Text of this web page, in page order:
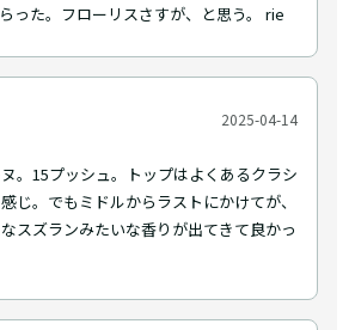
った。フローリスさすが、と思う。 rie
2025-04-14
。15プッシュ。トップはよくあるクラシ
じ。でもミドルからラストにかけてが、
スズランみたいな香りが出てきて良かっ